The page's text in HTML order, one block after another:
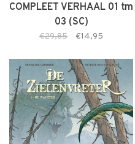
COMPLEET VERHAAL 01 tm
03 (SC)
€29,85 €14,95